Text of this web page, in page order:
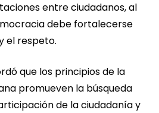
entre ciudadanos, al
debe fortalecerse
el respeto.
que los principios de la
promueven la búsqueda
de la ciudadanía y